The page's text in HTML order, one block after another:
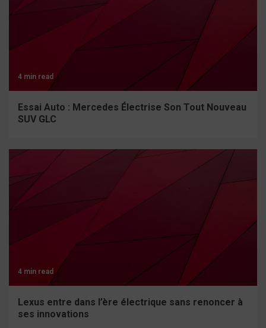
4 min read
Essai Auto : Mercedes Électrise Son Tout Nouveau
SUV GLC
4 min read
Lexus entre dans l’ère électrique sans renoncer à
ses innovations